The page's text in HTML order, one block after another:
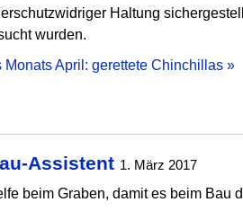
Haltung
wurden.
April: gerettete Chinchillas »
Assistent 1. März 2017
beim Graben, damit es beim Bau